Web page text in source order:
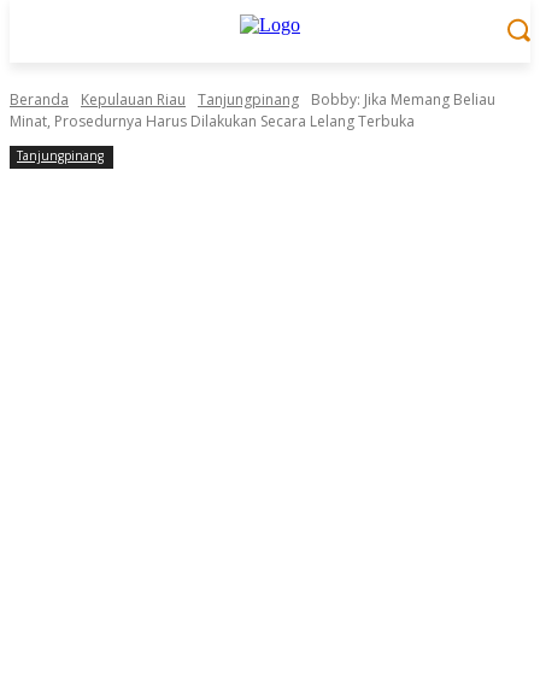
Beranda Kepulauan Riau Tanjungpinang
Bobby: Jika Memang Beliau
Minat, Prosedurnya Harus Dilakukan Secara Lelang Terbuka
Tanjungpinang